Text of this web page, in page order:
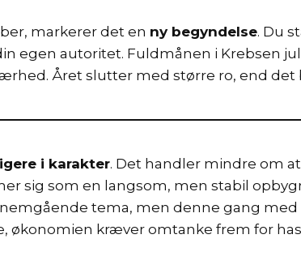
markerer det en ny begyndelse. Du
egen autoritet. Fuldmånen i Krebsen
Året slutter med større ro, end det
i karakter. Det handler mindre om
sig som en langsom, men stabil
tema, men denne gang
økonomien kræver omtanke frem for